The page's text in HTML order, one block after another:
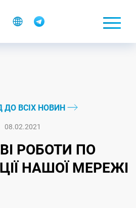
ДО ВСІХ НОВИН
08.02.2021
РОБОТИ ПО
НАШОЇ МЕРЕЖІ